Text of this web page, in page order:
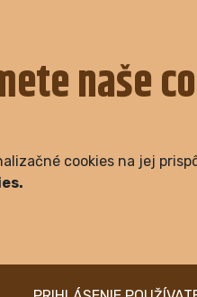
naše
cookies na jej